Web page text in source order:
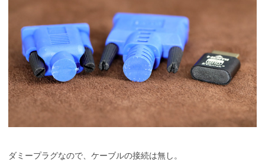
ダミープラグなので、ケーブルの接続は無し。